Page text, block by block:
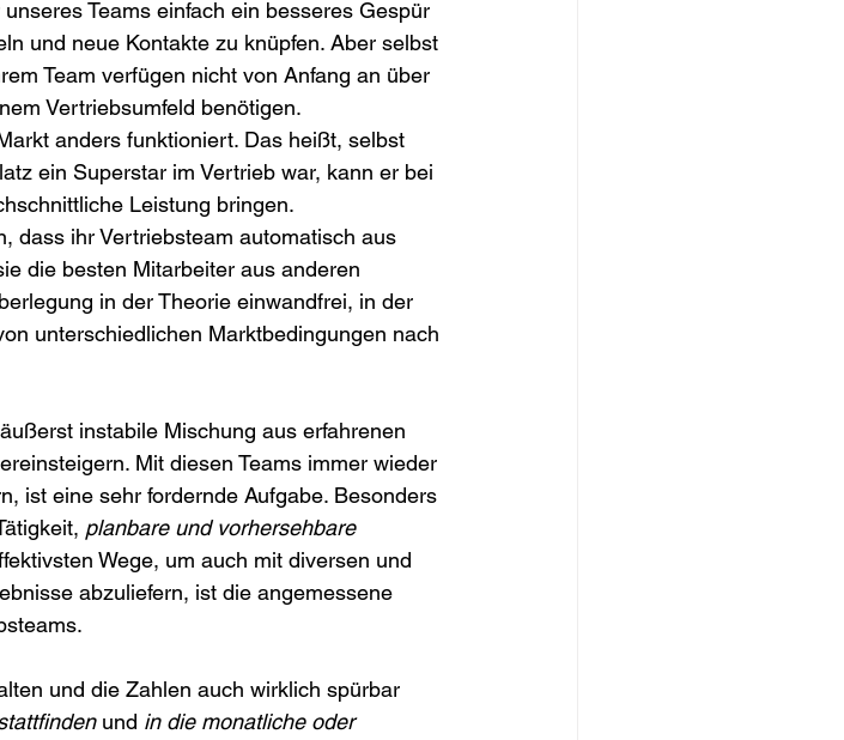
Teams einfach ein besseres Gespür
und neue Kontakte zu knüpfen. Aber selbst
Team verfügen nicht von Anfang an über
Vertriebsumfeld benötigen.
anders funktioniert. Das heißt, selbst
ein Superstar im Vertrieb war, kann er bei
Leistung bringen.
dass ihr Vertriebsteam automatisch aus
die besten Mitarbeiter aus anderen
in der Theorie einwandfrei, in der
unterschiedlichen Marktbedingungen nach
instabile Mischung aus erfahrenen
Mit diesen Teams immer wieder
ist eine sehr fordernde Aufgabe. Besonders
planbare und vorhersehbare
Wege, um auch mit diversen und
abzuliefern, ist die angemessene
und die Zahlen auch wirklich spürbar
und in die monatliche oder